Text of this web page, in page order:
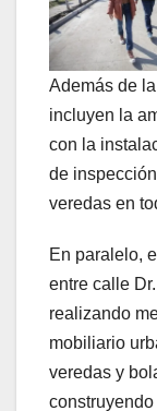
Además de
incluyen la
con la
de
veredas en
En paralelo,
entre calle
realizando
mobiliario
veredas y